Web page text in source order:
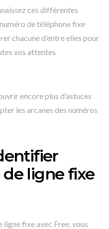
ces différentes
de téléphone fixe
chacune d’entre elles pour
vos attentes
encore plus d’astuces
les arcanes des numéros
ligne fixe
fixe avec Free, vous